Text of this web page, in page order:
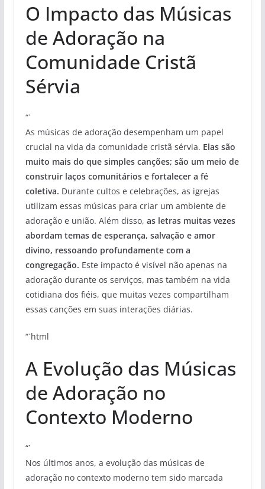
O Impacto das Músicas
de Adoração na
Comunidade Cristã
Sérvia
“`
As músicas de adoração desempenham um papel
crucial na vida da comunidade cristã sérvia. Elas são
muito mais do que simples canções; são um meio de
construir laços comunitários e fortalecer a fé
coletiva. Durante cultos e celebrações, as igrejas
utilizam essas músicas para criar um ambiente de
adoração e união. Além disso, as letras muitas vezes
abordam temas de esperança, salvação e amor
divino, ressoando profundamente com a
congregação. Este impacto é visível não apenas na
adoração durante os serviços, mas também na vida
cotidiana dos fiéis, que muitas vezes compartilham
essas canções em suas interações diárias.
“`html
A Evolução das Músicas
de Adoração no
Contexto Moderno
“`
Nos últimos anos, a evolução das músicas de
adoração no contexto moderno tem sido marcada